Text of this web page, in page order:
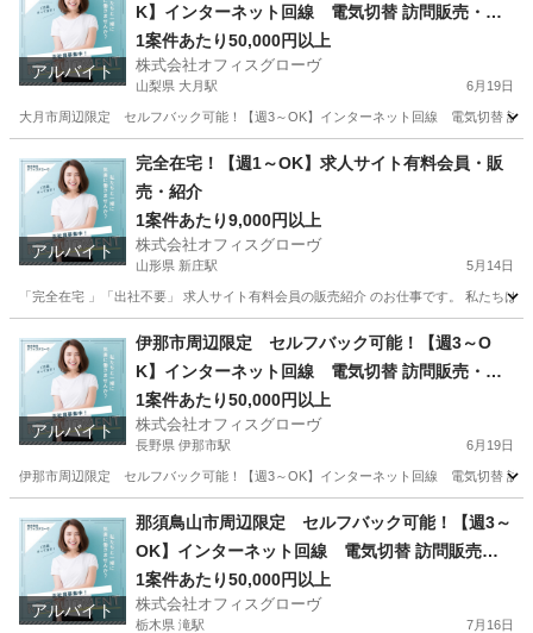
アルバイト
K】インターネット回線 電気切替 訪問販売・紹
介
1案件あたり50,000円以上
株式会社オフィスグローヴ
山梨県 大月駅 6月19日
大月市周辺限定 セルフバック可能！【週3～OK】インターネット回線 電気切替 訪
大月駅 営業 セルフ
アルバイト
完全在宅！【週1～OK】求人サイト有料会員・販
売・紹介
1案件あたり9,000円以上
株式会社オフィスグローヴ
山形県 新庄駅 5月14日
「完全在宅 」「出社不要」 求人サイト有料会員の販売紹介 のお仕事です。 私たち
新庄駅 営業 求人サイト
アルバイト
伊那市周辺限定 セルフバック可能！【週3～O
K】インターネット回線 電気切替 訪問販売・紹
介
1案件あたり50,000円以上
株式会社オフィスグローヴ
長野県 伊那市駅 6月19日
伊那市周辺限定 セルフバック可能！【週3～OK】インターネット回線 電気切替 訪
伊那市駅 営業 セルフ
アルバイト
那須鳥山市周辺限定 セルフバック可能！【週3～
OK】インターネット回線 電気切替 訪問販売・
紹介
1案件あたり50,000円以上
株式会社オフィスグローヴ
栃木県 滝駅 7月16日